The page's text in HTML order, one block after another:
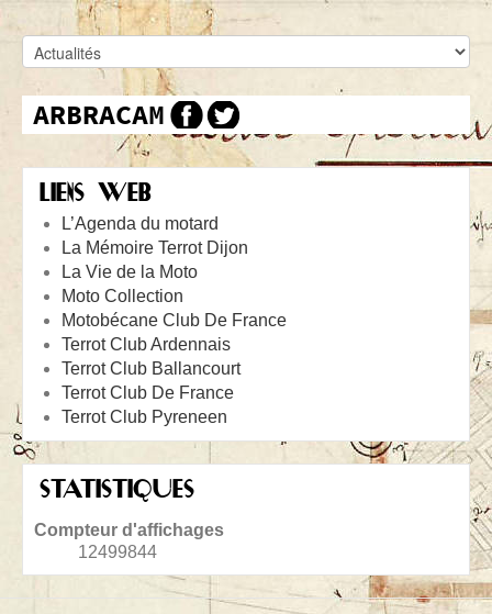
LIENS WEB
L’Agenda du motard
La Mémoire Terrot Dijon
La Vie de la Moto
Moto Collection
Motobécane Club De France
Terrot Club Ardennais
Terrot Club Ballancourt
Terrot Club De France
Terrot Club Pyreneen
STATISTIQUES
Compteur d'affichages
12499844